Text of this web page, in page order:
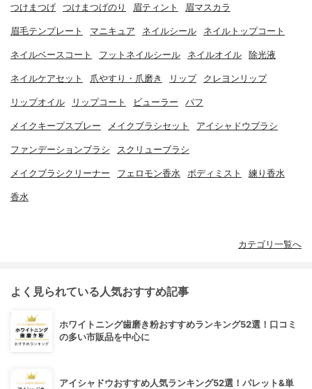
つけまつげ つけまつげのり 眉ティント 眉マスカラ
眉毛テンプレート マニキュア ネイルシール ネイルトップコート
ネイルベースコート フットネイルシール ネイルオイル 除光液
ネイルケアセット 爪やすり・爪磨き リップ クレヨンリップ
リップオイル リップコート ビューラー パフ
メイクキープスプレー メイクブラシセット アイシャドウブラシ
ファンデーションブラシ スクリューブラシ
メイクブラシクリーナー フェロモン香水 ボディミスト 練り香水
香水
カテゴリ一覧へ
よく見られている人気おすすめ記事
ホワイトニング歯磨き粉おすすめランキング52選！口コミ
の多い市販品を中心に
アイシャドウおすすめ人気ランキング52選！パレット&単